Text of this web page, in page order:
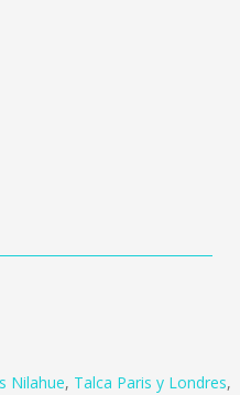
Nilahue, Talca Paris y Londres,